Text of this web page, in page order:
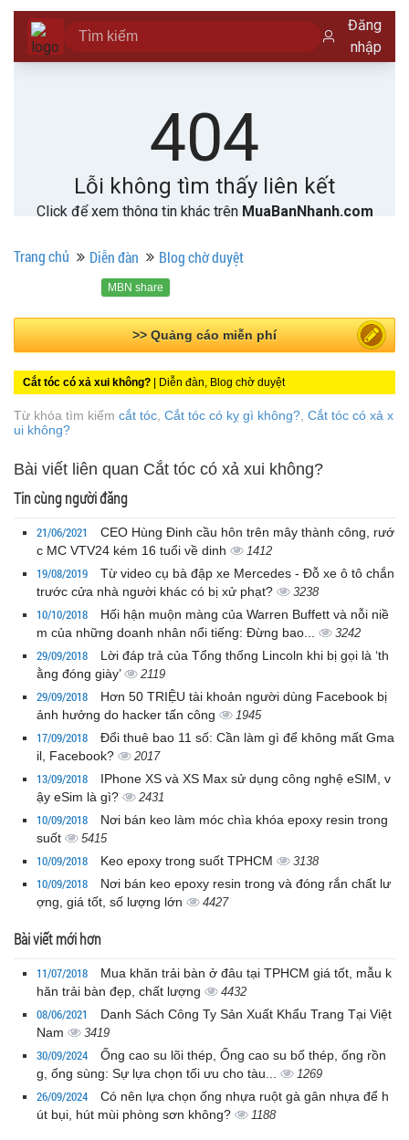
Trang chủ Diễn đàn Blog chờ duyệt
MBN share
>> Quảng cáo miễn phí
Cắt tóc có xả xui không? | Diễn đàn, Blog chờ duyệt
Từ khóa tìm kiếm cắt tóc Cắt tóc có kỵ gì không? Cắt tóc có xả x
ui không?
Bài viết liên quan Cắt tóc có xả xui không?
Tin cùng người đăng
21/06/2021
CEO Hùng Đinh cầu hôn trên mây thành công, rướ
c MC VTV24 kém 16 tuổi về dinh
1412
19/08/2019
Từ video cụ bà đập xe Mercedes - Đỗ xe ô tô chắn
trước cửa nhà người khác có bị xử phạt?
3238
10/10/2018
Hối hận muộn màng của Warren Buffett và nỗi niề
m của những doanh nhân nổi tiếng: Đừng bao...
3242
29/09/2018
Lời đáp trả của Tổng thống Lincoln khi bị gọi là ‘th
ằng đóng giày’
2119
29/09/2018
Hơn 50 TRIỆU tài khoản người dùng Facebook bị
ảnh hưởng do hacker tấn công
1945
17/09/2018
Đổi thuê bao 11 số: Cần làm gì để không mất Gma
il, Facebook?
2017
13/09/2018
IPhone XS và XS Max sử dụng công nghệ eSIM, v
ậy eSim là gì?
2431
10/09/2018
Nơi bán keo làm móc chìa khóa epoxy resin trong
suốt
5415
10/09/2018 Keo epoxy trong suốt TPHCM 3138
10/09/2018
Nơi bán keo epoxy resin trong và đóng rắn chất lư
ợng, giá tốt, số lượng lớn
4427
Bài viết mới hơn
11/07/2018
Mua khăn trải bàn ở đâu tại TPHCM giá tốt, mẫu k
hăn trải bàn đẹp, chất lượng
4432
08/06/2021
Danh Sách Công Ty Sản Xuất Khẩu Trang Tại Việt
Nam
3419
30/09/2024
Ống cao su lõi thép, Ống cao su bố thép, ống rồn
g, ống sùng: Sự lựa chọn tối ưu cho tàu...
1269
26/09/2024
Có nên lựa chọn ống nhựa ruột gà gân nhựa để h
út bụi, hút mùi phòng sơn không?
1188